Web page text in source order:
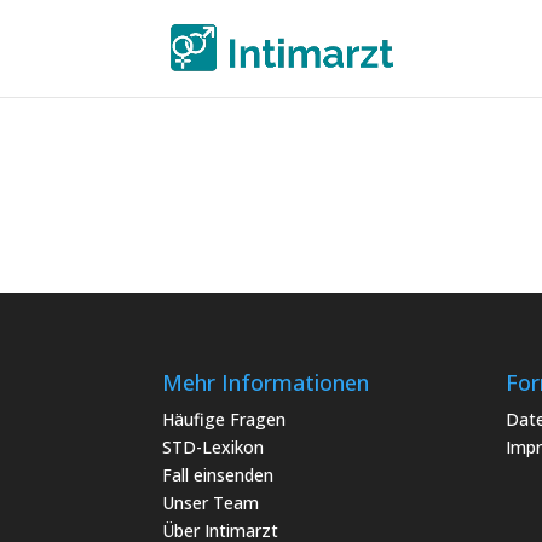
Mehr Informationen
Häufige Fragen
STD-Lexikon
Fall einsenden
Unser Team
Über Intimarzt